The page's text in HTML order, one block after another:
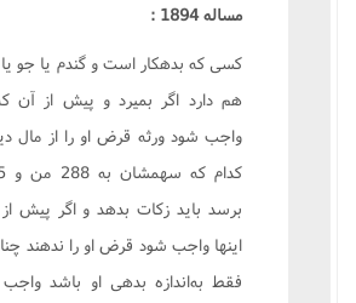
مساله 1894 :
کسى که بدهکار است و گندم يا جو يا
هم دارد اگر بميرد و پيش از آن
واجب شود ورثه قرض او را از مال
برسد بايد زکات بدهد و اگر پيش
اينها واجب شود قرض او را ندهند
فقط به‌اندازه بدهى او باشد